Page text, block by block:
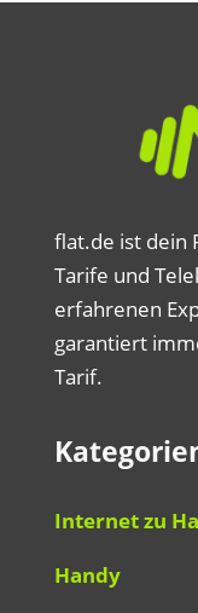
flat.de ist dein
Tarife und
erfahrenen
garantiert
Tarif.
Internet zu
Handy